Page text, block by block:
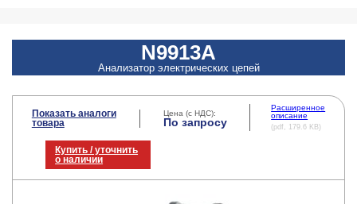
N9913A
Анализатор электрических цепей
Показать аналоги
товара
Цена (с НДС):
По запросу
Расширенное
описание
(pdf, 179.6 KB)
Купить / уточнить
о наличии